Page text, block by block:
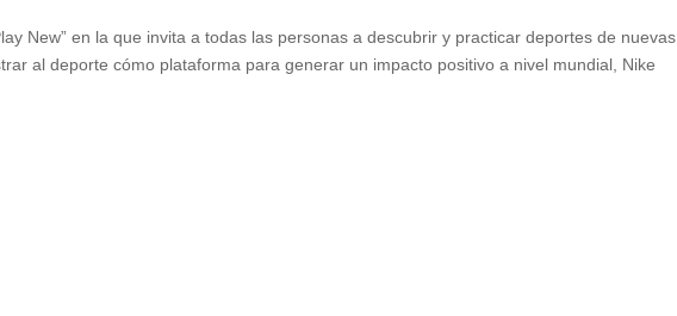
New” en la que invita a todas las personas a descubrir y practicar deportes de nuevas
al deporte cómo plataforma para generar un impacto positivo a nivel mundial, Nike